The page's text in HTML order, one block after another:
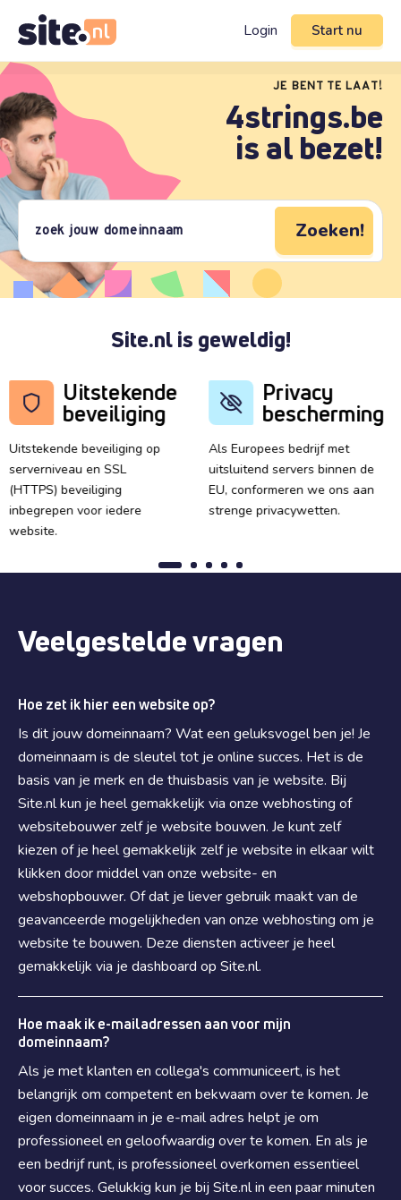
Login Start nu
JE BENT TE LAAT!
4strings.be
is al bezet!
Zoeken!
Site.nl is geweldig!
Uitstekende
beveiliging
Uitstekende beveiliging op
serverniveau en SSL
(HTTPS) beveiliging
inbegrepen voor iedere
website.
Privacy
bescherming
Als Europees bedrijf met
uitsluitend servers binnen de
EU, conformeren we ons aan
strenge privacywetten.
Veelgestelde vragen
Hoe zet ik hier een website op?
Is dit jouw domeinnaam? Wat een geluksvogel ben je! Je
domeinnaam is de sleutel tot je online succes. Het is de
basis van je merk en de thuisbasis van je website. Bij
Site.nl kun je heel gemakkelijk via onze webhosting of
websitebouwer zelf je website bouwen. Je kunt zelf
kiezen of je heel gemakkelijk zelf je website in elkaar wilt
klikken door middel van onze website- en
webshopbouwer. Of dat je liever gebruik maakt van de
geavanceerde mogelijkheden van onze webhosting om je
website te bouwen. Deze diensten activeer je heel
gemakkelijk via je dashboard op Site.nl.
Hoe maak ik e-mailadressen aan voor mijn
domeinnaam?
Als je met klanten en collega's communiceert, is het
belangrijk om competent en bekwaam over te komen. Je
eigen domeinnaam in je e-mail adres helpt je om
professioneel en geloofwaardig over te komen. En als je
een bedrijf runt, is professioneel overkomen essentieel
voor succes. Gelukkig kun je bij Site.nl in een paar minuten